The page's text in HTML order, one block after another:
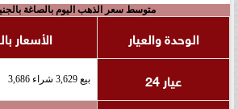
متوسط سعر الذهب اليوم بالصاغة
الوحدة والعيار
الأسعار
عيار 24
بيع 3,629 شراء 3,686